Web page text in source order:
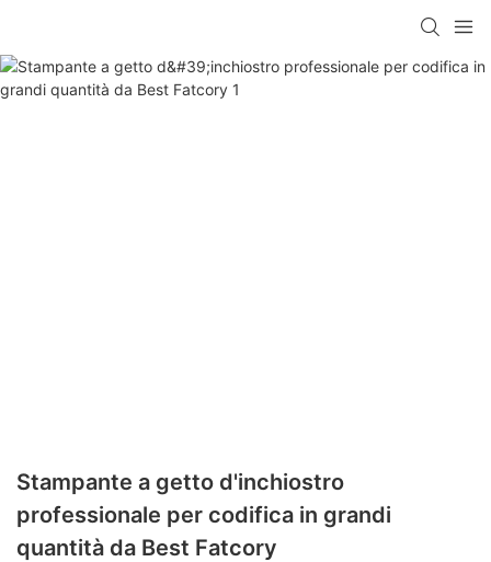
Stampante a getto d'inchiostro
professionale per codifica in grandi
quantità da Best Fatcory